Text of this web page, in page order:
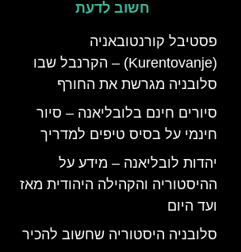
חשוב לדעת
פסטיבל קורנטובאניה
(Kurentovanje) – הקרנבל שבו
סלובניה מגרשת את החורף
סיורים חינם בלובליאנה – סיור
חינמי על בסיס טיפים למדריך
יהדות לובליאנה – מידע על
ההיסטוריה והקהילה היהודית מאז
ועד היום
סלובניה היסטוריה שחשוב להכיר